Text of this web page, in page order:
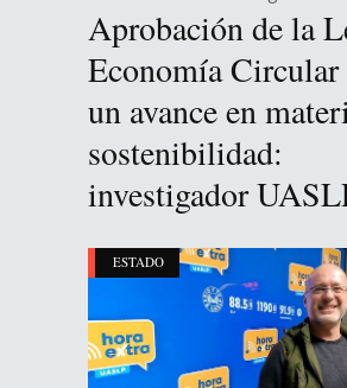
Aprobación de la
Economía Circular
un avance en
sostenibilidad:
investigador
ESTADO